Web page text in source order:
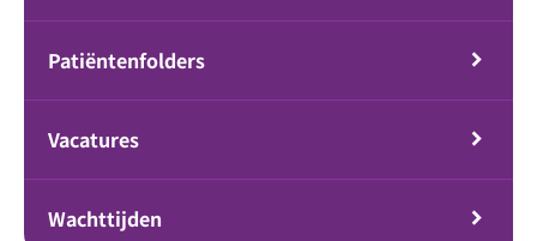
Patiëntenfolders
Vacatures
Wachttijden